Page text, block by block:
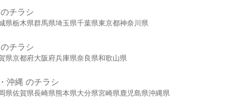
チラシ
県栃木県群馬県埼玉県千葉県東京都神奈川県
チラシ
県京都府大阪府兵庫県奈良県和歌山県
沖縄 のチラシ
県佐賀県長崎県熊本県大分県宮崎県鹿児島県沖縄県